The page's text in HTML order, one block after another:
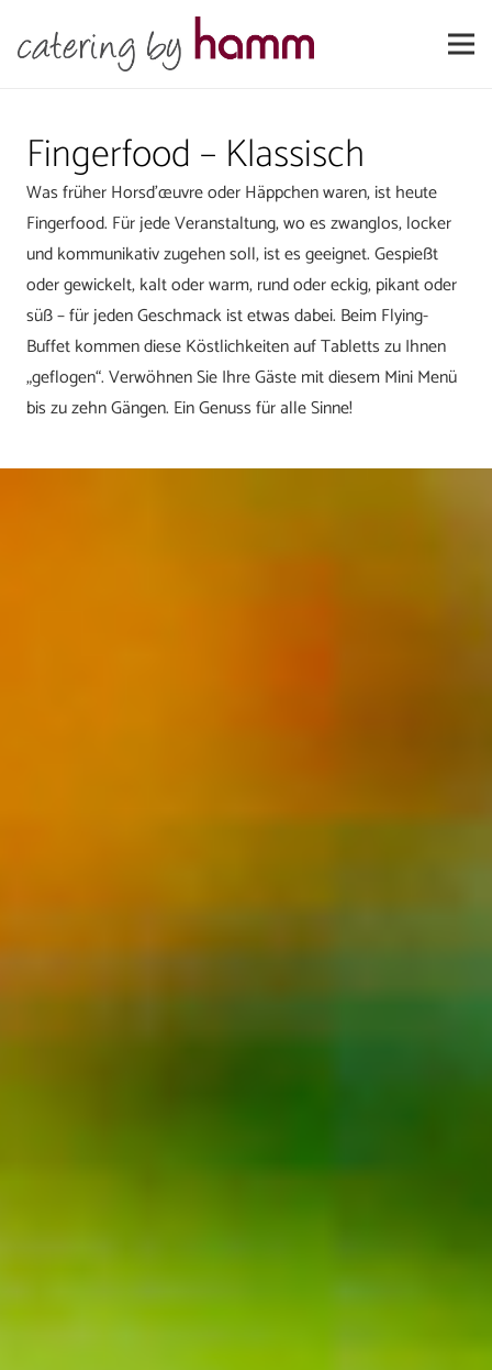
Fingerfood – Klassisch
Was früher Horsd’œuvre oder Häppchen waren, ist heute
Fingerfood. Für jede Veranstaltung, wo es zwanglos, locker
und kommunikativ zugehen soll, ist es geeignet. Gespießt
oder gewickelt, kalt oder warm, rund oder eckig, pikant oder
süß – für jeden Geschmack ist etwas dabei. Beim Flying-
Buffet kommen diese Köstlichkeiten auf Tabletts zu Ihnen
„geflogen“. Verwöhnen Sie Ihre Gäste mit diesem Mini Menü
bis zu zehn Gängen. Ein Genuss für alle Sinne!